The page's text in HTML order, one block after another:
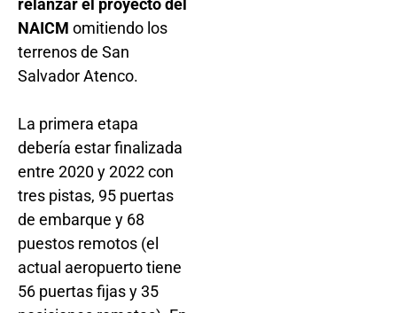
relanzar el proyecto del
NAICM omitiendo los
terrenos de San
Salvador Atenco.
La primera etapa
debería estar finalizada
entre 2020 y 2022 con
tres pistas, 95 puertas
de embarque y 68
puestos remotos (el
actual aeropuerto tiene
56 puertas fijas y 35